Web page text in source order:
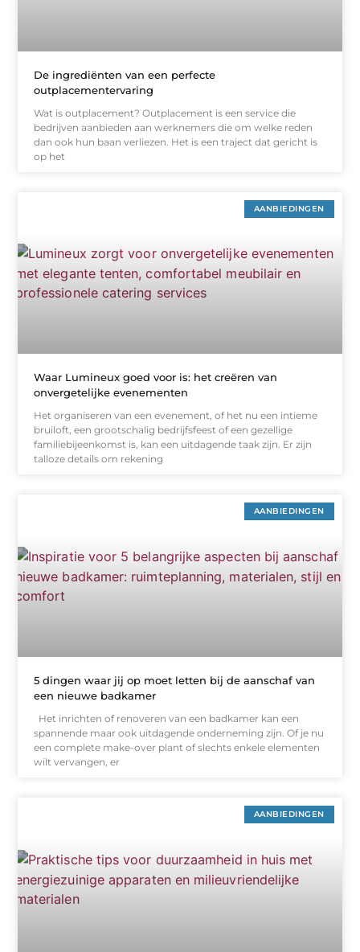
De ingrediënten van een perfecte
outplacementervaring
Wat is outplacement? Outplacement is een service die
bedrijven aanbieden aan werknemers die om welke reden
dan ook hun baan verliezen. Het is een traject dat gericht is
op het
AANBIEDINGEN
Waar Lumineux goed voor is: het creëren van
onvergetelijke evenementen
Het organiseren van een evenement, of het nu een intieme
bruiloft, een grootschalig bedrijfsfeest of een gezellige
familiebijeenkomst is, kan een uitdagende taak zijn. Er zijn
talloze details om rekening
AANBIEDINGEN
5 dingen waar jij op moet letten bij de aanschaf van
een nieuwe badkamer
Het inrichten of renoveren van een badkamer kan een
spannende maar ook uitdagende onderneming zijn. Of je nu
een complete make-over plant of slechts enkele elementen
wilt vervangen, er
AANBIEDINGEN